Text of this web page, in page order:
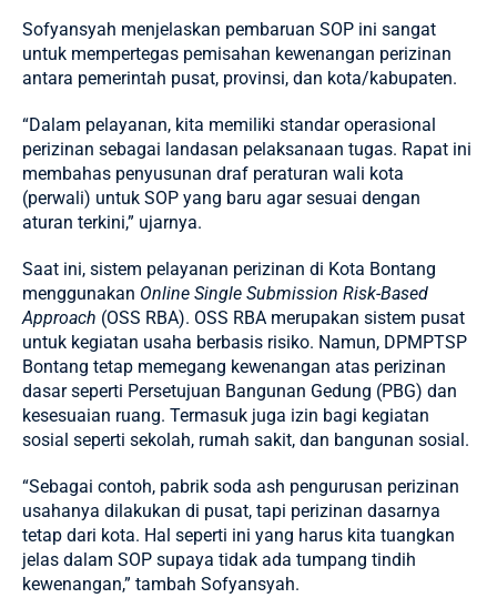
Sofyansyah menjelaskan pembaruan SOP ini sangat
untuk mempertegas pemisahan kewenangan perizinan
antara pemerintah pusat, provinsi, dan kota/kabupaten.
“Dalam pelayanan, kita memiliki standar operasional
perizinan sebagai landasan pelaksanaan tugas. Rapat ini
membahas penyusunan draf peraturan wali kota
(perwali) untuk SOP yang baru agar sesuai dengan
aturan terkini,” ujarnya.
Saat ini, sistem pelayanan perizinan di Kota Bontang
menggunakan Online Single Submission Risk-Based
Approach (OSS RBA). OSS RBA merupakan sistem pusat
untuk kegiatan usaha berbasis risiko. Namun, DPMPTSP
Bontang tetap memegang kewenangan atas perizinan
dasar seperti Persetujuan Bangunan Gedung (PBG) dan
kesesuaian ruang. Termasuk juga izin bagi kegiatan
sosial seperti sekolah, rumah sakit, dan bangunan sosial.
“Sebagai contoh, pabrik soda ash pengurusan perizinan
usahanya dilakukan di pusat, tapi perizinan dasarnya
tetap dari kota. Hal seperti ini yang harus kita tuangkan
jelas dalam SOP supaya tidak ada tumpang tindih
kewenangan,” tambah Sofyansyah.